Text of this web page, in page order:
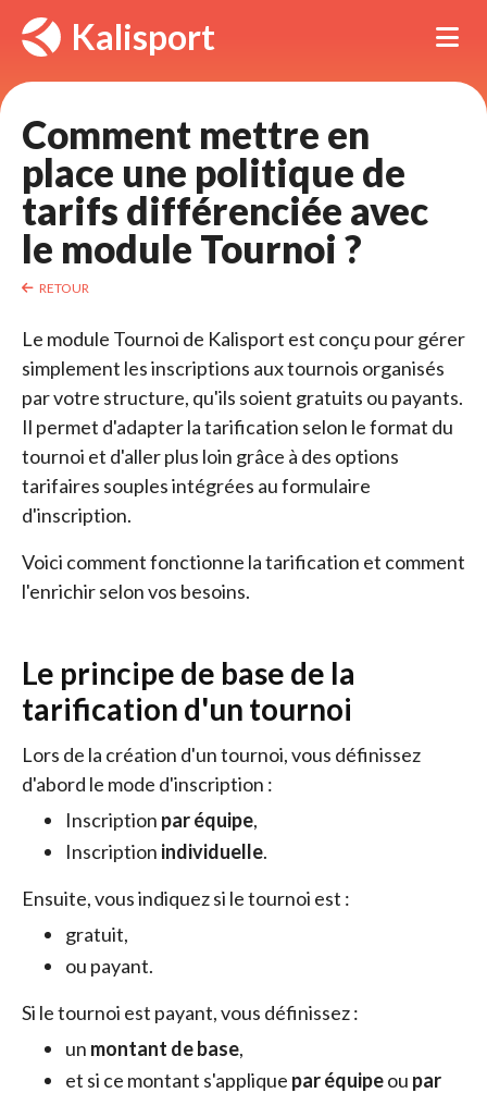
Kalisport
Comment mettre en
place une politique de
tarifs différenciée avec
le module Tournoi ?
RETOUR
Le module Tournoi de Kalisport est conçu pour gérer
simplement les inscriptions aux tournois organisés
par votre structure, qu'ils soient gratuits ou payants.
Il permet d'adapter la tarification selon le format du
tournoi et d'aller plus loin grâce à des options
tarifaires souples intégrées au formulaire
d'inscription.
Voici comment fonctionne la tarification et comment
l'enrichir selon vos besoins.
Le principe de base de la
tarification d'un tournoi
Lors de la création d'un tournoi, vous définissez
d'abord le mode d'inscription :
Inscription par équipe,
Inscription individuelle.
Ensuite, vous indiquez si le tournoi est :
gratuit,
ou payant.
Si le tournoi est payant, vous définissez :
un montant de base,
et si ce montant s'applique par équipeou par